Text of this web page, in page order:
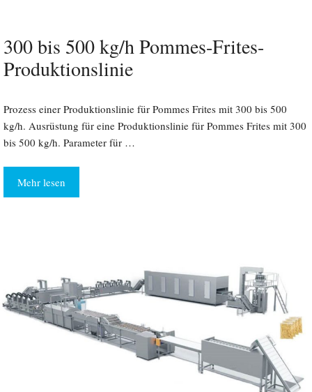
300 bis 500 kg/h Pommes-Frites-
Produktionslinie
Prozess einer Produktionslinie für Pommes Frites mit 300 bis 500
kg/h. Ausrüstung für eine Produktionslinie für Pommes Frites mit 300
bis 500 kg/h. Parameter für …
Mehr lesen